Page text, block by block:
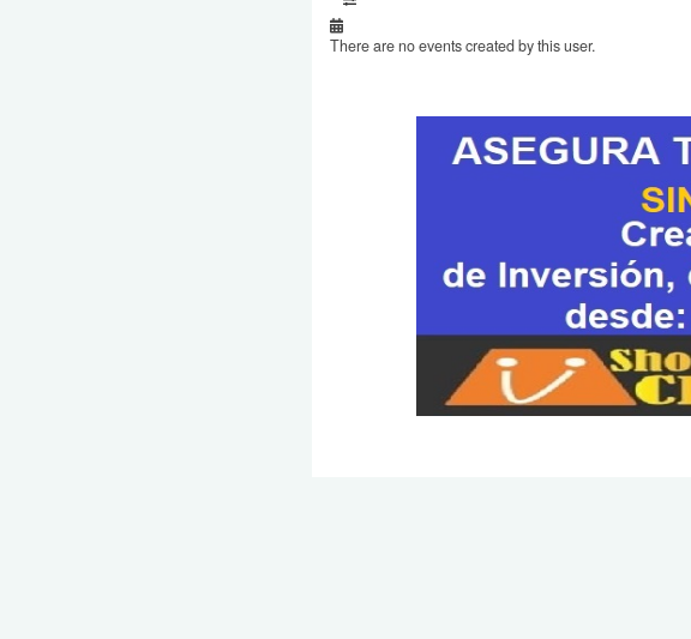
There are no events created by this user.